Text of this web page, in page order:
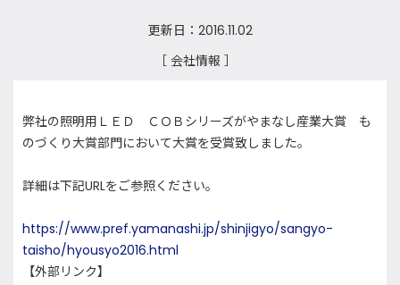
更新日：2016.11.02
［ 会社情報 ］
弊社の照明用ＬＥＤ ＣＯＢシリーズがやまなし産業大賞 も
のづくり大賞部門において大賞を受賞致しました。
詳細は下記URLをご参照ください。
https://www.pref.yamanashi.jp/shinjigyo/sangyo-
taisho/hyousyo2016.html
【外部リンク】